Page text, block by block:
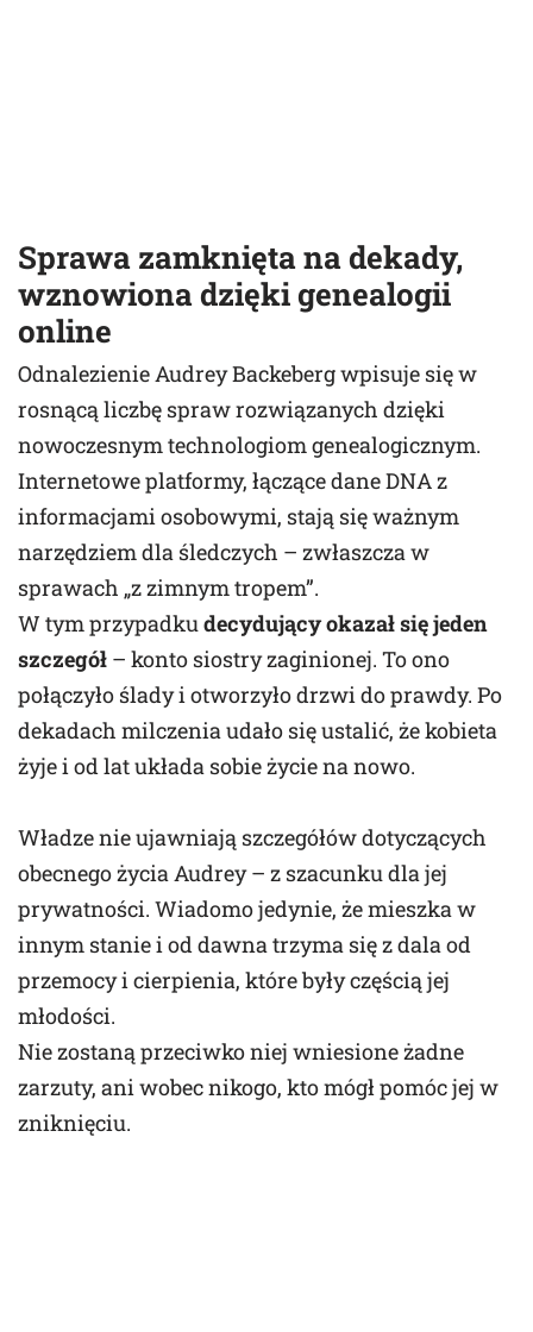
Sprawa zamknięta na dekady,
wznowiona dzięki genealogii
online
Odnalezienie Audrey Backeberg wpisuje się w
rosnącą liczbę spraw rozwiązanych dzięki
nowoczesnym technologiom genealogicznym.
Internetowe platformy, łączące dane DNA z
informacjami osobowymi, stają się ważnym
narzędziem dla śledczych – zwłaszcza w
sprawach „z zimnym tropem”.
W tym przypadkudecydujący okazał się jeden
szczegół – konto siostry zaginionej. To ono
połączyło ślady i otworzyło drzwi do prawdy. Po
dekadach milczenia udało się ustalić, że kobieta
żyje i od lat układa sobie życie na nowo.
Władze nie ujawniają szczegółów dotyczących
obecnego życia Audrey – z szacunku dla jej
prywatności. Wiadomo jedynie, że mieszka w
innym stanie i od dawna trzyma się z dala od
przemocy i cierpienia, które były częścią jej
młodości.
Nie zostaną przeciwko niej wniesione żadne
zarzuty, ani wobec nikogo, kto mógł pomóc jej w
zniknięciu.